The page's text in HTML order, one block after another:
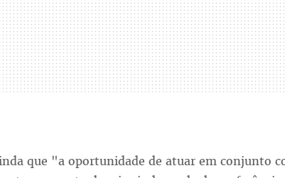
que "a oportunidade de atuar em conjunto